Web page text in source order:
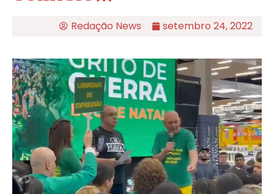
Redação News setembro 24, 2022